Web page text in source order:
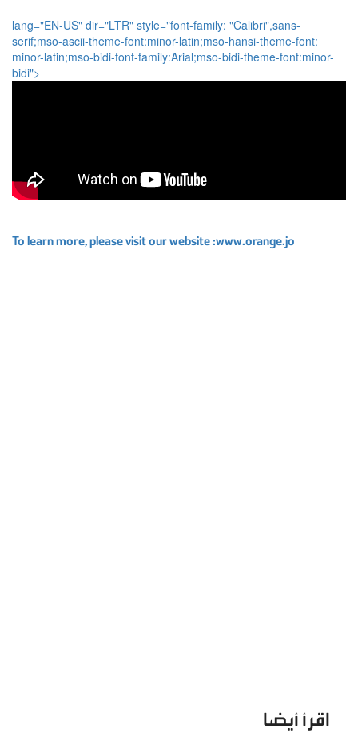
lang="EN-US" dir="LTR" style="font-family: "Calibri",sans-
serif;mso-ascii-theme-font:minor-latin;mso-hansi-theme-font:
minor-latin;mso-bidi-font-family:Arial;mso-bidi-theme-font:minor-
bidi">
To learn more, please visit our website:www.orange.jo
اقرأ أيضا